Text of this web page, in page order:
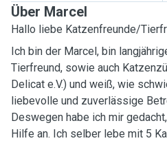
Über Marcel
Hallo liebe Katzenfreunde/
Ich bin der Marcel, bin
Tierfreund, sowie auch
Delicat e.V.) und weiß, wie
liebevolle und zuverlässige
Deswegen habe ich mir
Hilfe an. Ich selber lebe mit 5